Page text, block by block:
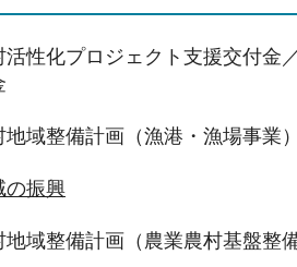
活性化プロジェクト支援交付金
域整備計画（漁港・漁場事業）
の振興
地域整備計画（農業農村基盤整備